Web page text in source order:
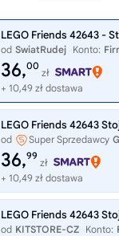
od SwiatRudej Konto:
36,00
zł
+ 10,49 zł dostawa
od Super Sprzedawcy
36,99
zł
+ 10,49 zł dostawa
od KITSTORE-CZ Konto: